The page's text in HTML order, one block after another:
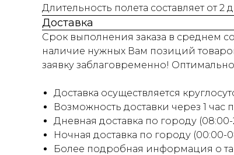
Длительность полета составляет от
Доставка
Срок выполнения заказа в среднем
наличие нужных Вам позиций
заявку заблаговременно!
Доставка осуществляется
Возможность доставки через 1 час
Дневная доставка по городу
Ночная доставка по городу (00:00-
Более подробная информация о